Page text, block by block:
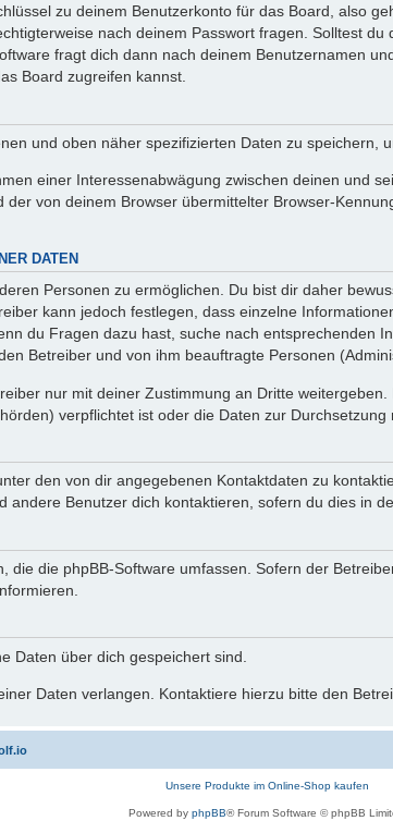
zu deinem Benutzerkonto für das Board, also
nach deinem Passwort fragen. Solltest
fragt dich dann nach deinem Benutzernamen
Board zugreifen kannst.
und oben näher spezifizierten Daten zu speichern,
einer Interessenabwägung zwischen deinen und
von deinem Browser übermittelter Browser-
DATEN
Personen zu ermöglichen. Du bist dir daher
kann jedoch festlegen, dass einzelne
du Fragen dazu hast, suche nach entsprechenden
Betreiber und von ihm beauftragte Personen
nur mit deiner Zustimmung an Dritte
verpflichtet ist oder die Daten zur Durchsetzung
den von dir angegebenen Kontaktdaten zu
andere Benutzer dich kontaktieren, sofern du dies in
die die phpBB-Software umfassen. Sofern der
Daten über dich gespeichert sind.
Daten verlangen. Kontaktiere hierzu bitte den
Unsere Produkte im Online-Shop kaufen
Powered by phpBB® Forum Software © phpBB